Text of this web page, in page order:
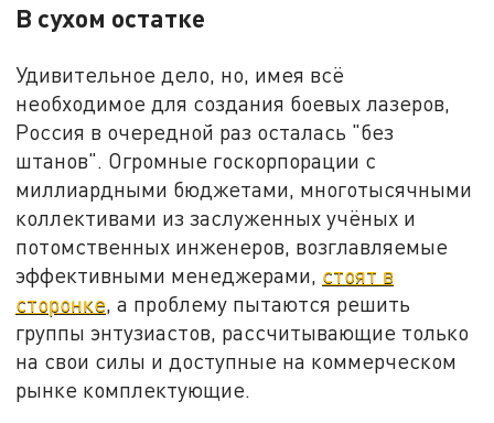
В сухом остатке
Удивительное дело, но, имея всё
необходимое для создания боевых лазеров,
Россия в очередной раз осталась "без
штанов". Огромные госкорпорации с
миллиардными бюджетами, многотысячными
коллективами из заслуженных учёных и
потомственных инженеров, возглавляемые
эффективными менеджерами, стоят в
сторонке, а проблему пытаются решить
группы энтузиастов, рассчитывающие только
на свои силы и доступные на коммерческом
рынке комплектующие.